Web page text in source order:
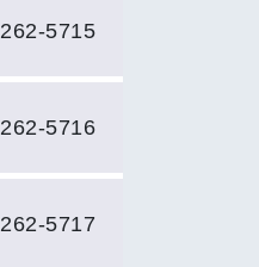
262-5715
262-5716
262-5717